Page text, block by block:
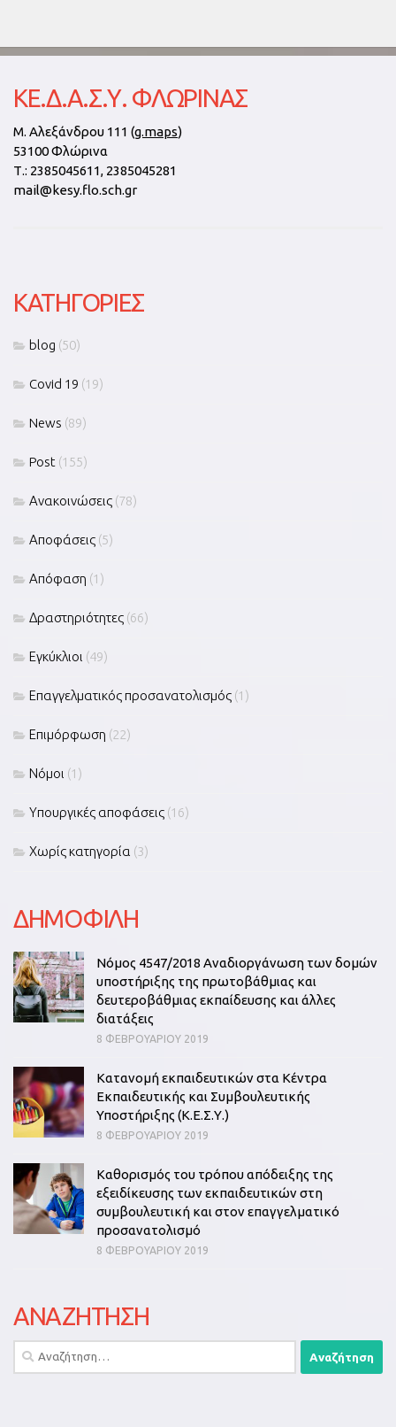
ΚΕ.Δ.Α.Σ.Υ. ΦΛΏΡΙΝΑΣ
Μ. Αλεξάνδρου 111 (g.maps)
53100 Φλώρινα
Τ.: 2385045611, 2385045281
mail@kesy.flo.sch.gr
KΑΤΗΓΟΡΊΕΣ
blog (50)
Covid 19 (19)
News (89)
Post (155)
Ανακοινώσεις (78)
Αποφάσεις (5)
Απόφαση (1)
Δραστηριότητες (66)
Εγκύκλιοι (49)
Επαγγελματικός προσανατολισμός (1)
Επιμόρφωση (22)
Νόμοι (1)
Υπουργικές αποφάσεις (16)
Χωρίς κατηγορία (3)
ΔΗΜΟΦΙΛΗ
Νόμος 4547/2018 Αναδιοργάνωση των δομών
υποστήριξης της πρωτοβάθμιας και
δευτεροβάθμιας εκπαίδευσης και άλλες
διατάξεις
8 ΦΕΒΡΟΥΑΡΊΟΥ 2019
Κατανομή εκπαιδευτικών στα Κέντρα
Εκπαιδευτικής και Συμβουλευτικής
Υποστήριξης (Κ.Ε.Σ.Υ.)
8 ΦΕΒΡΟΥΑΡΊΟΥ 2019
Καθορισμός του τρόπου απόδειξης της
εξειδίκευσης των εκπαιδευτικών στη
συμβουλευτική και στον επαγγελματικό
προσανατολισμό
8 ΦΕΒΡΟΥΑΡΊΟΥ 2019
ΑΝΑΖΗΤΗΣΗ
Αναζήτηση